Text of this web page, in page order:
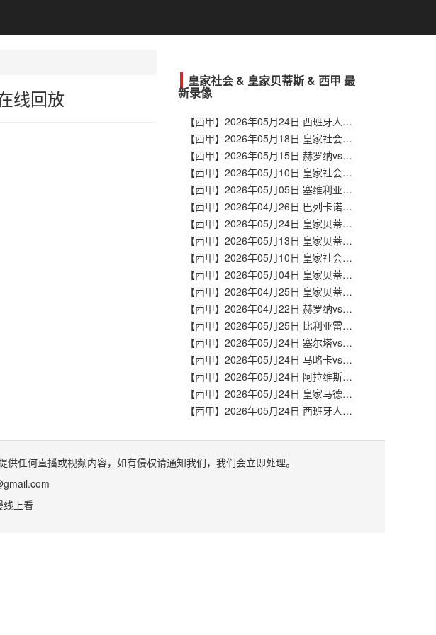
线回放
皇家社会 & 皇家贝蒂斯 & 西甲 最
新录像
【西甲】2026年05月24日 西班牙人vs皇家社会 全场录像在线回放
【西甲】2026年05月18日 皇家社会vs瓦伦西亚 全场录像在线回放
【西甲】2026年05月15日 赫罗纳vs皇家社会 全场录像在线回放
【西甲】2026年05月10日 皇家社会vs皇家贝蒂斯 全场录像在线回放
【西甲】2026年05月05日 塞维利亚vs皇家社会 全场录像在线回放
【西甲】2026年04月26日 巴列卡诺vs皇家社会 全场录像在线回放
【西甲】2026年05月24日 皇家贝蒂斯vs莱万特 全场录像在线回放
【西甲】2026年05月13日 皇家贝蒂斯vs埃尔切 全场录像在线回放
【西甲】2026年05月10日 皇家社会vs皇家贝蒂斯 全场录像在线回放
【西甲】2026年05月04日 皇家贝蒂斯vs皇家奥维耶多 全场录像在线回放
【西甲】2026年04月25日 皇家贝蒂斯vs皇家马德里 全场录像在线回放
【西甲】2026年04月22日 赫罗纳vs皇家贝蒂斯 全场录像在线回放
【西甲】2026年05月25日 比利亚雷亚尔vs马德里竞技 全场录像在线回放
【西甲】2026年05月24日 塞尔塔vs塞维利亚 全场录像在线回放
【西甲】2026年05月24日 马略卡vs皇家奥维耶多 全场录像在线回放
【西甲】2026年05月24日 阿拉维斯vs巴列卡诺 全场录像在线回放
【西甲】2026年05月24日 皇家马德里vs毕尔巴鄂竞技 全场录像在线回放
【西甲】2026年05月24日 西班牙人vs皇家社会 全场录像在线回放
任何直播或视频内容，如有侵权请通知我们，我们会立即处理。
线上看